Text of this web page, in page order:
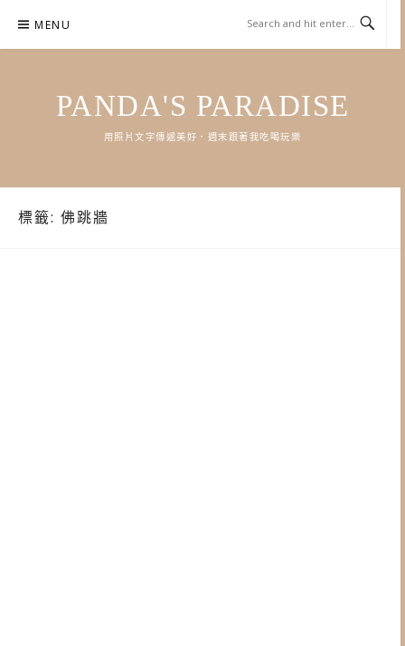
content
MENU
PANDA'S PARADISE
用照片文字傳遞美好．週末跟著我吃喝玩樂
標籤: 佛跳牆